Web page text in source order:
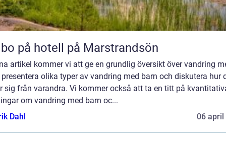
på hotell på Marstrandsön
artikel kommer vi att ge en grundlig översikt över vandring
presentera olika typer av vandring med barn och diskutera hur
sig från varandra. Vi kommer också att ta en titt på
om vandring med barn oc...
Dahl
06 april